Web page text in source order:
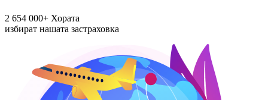
2 654 000+ Хората
избират нашата застраховка